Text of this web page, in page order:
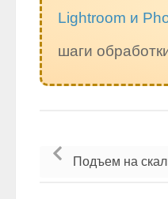
Lightroom и
шаги
Подъем на